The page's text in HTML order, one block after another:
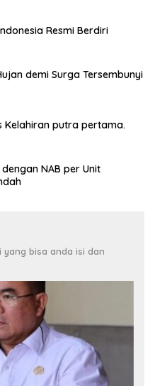
Resmi Berdiri
demi Surga Tersembunyi
Kelahiran putra pertama.
NAB per Unit
yang bisa anda isi dan